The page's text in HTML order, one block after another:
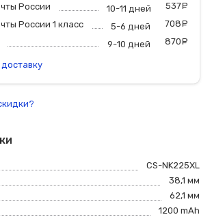
России
10-11 дней 537
России 1 класс
5-6 дней 708
9-10 дней 870
CS-NK225XL
38,1 мм
62,1 мм
1200 mAh